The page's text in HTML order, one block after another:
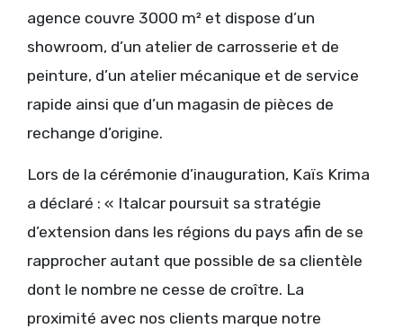
agence couvre 3000 m² et dispose d’un
showroom, d’un atelier de carrosserie et de
peinture, d’un atelier mécanique et de service
rapide ainsi que d’un magasin de pièces de
rechange d’origine.
Lors de la cérémonie d’inauguration, Kaïs Krima
a déclaré : « Italcar poursuit sa stratégie
d’extension dans les régions du pays afin de se
rapprocher autant que possible de sa clientèle
dont le nombre ne cesse de croître. La
proximité avec nos clients marque notre